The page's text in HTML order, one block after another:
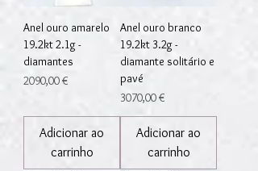
Anel ouro amarelo
19.2kt 2.1g -
diamantes
Preço
2090,00 €
Adicionar ao
carrinho
Anel ouro branco
19.2kt 3.2g -
diamante solitário e
pavé
Preço
3070,00 €
Adicionar ao
carrinho